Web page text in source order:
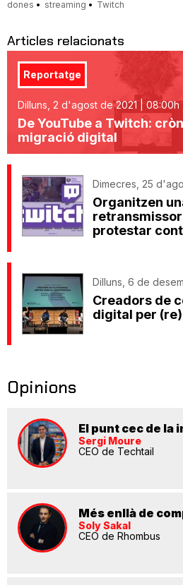
dones streaming Twitch
Articles relacionats
Reportatge
Dilluns, 2 d'agost de 2021 | 08:00h
De YouTube a Twitch:
migració digital
Dimecres, 25
Organitzen
protestar
Dilluns, 6 de
Creadors de
digital per
Opinions
El punt cec de la
Sergi Moure
CEO de Techtail
Més enllà de
Soly Sakal
CEO de Rhombus